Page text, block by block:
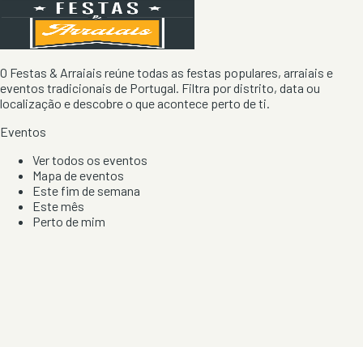
O Festas & Arraiais reúne todas as festas populares, arraiais e
eventos tradicionais de Portugal. Filtra por distrito, data ou
localização e descobre o que acontece perto de ti.
Eventos
Ver todos os eventos
Mapa de eventos
Este fim de semana
Este mês
Perto de mim